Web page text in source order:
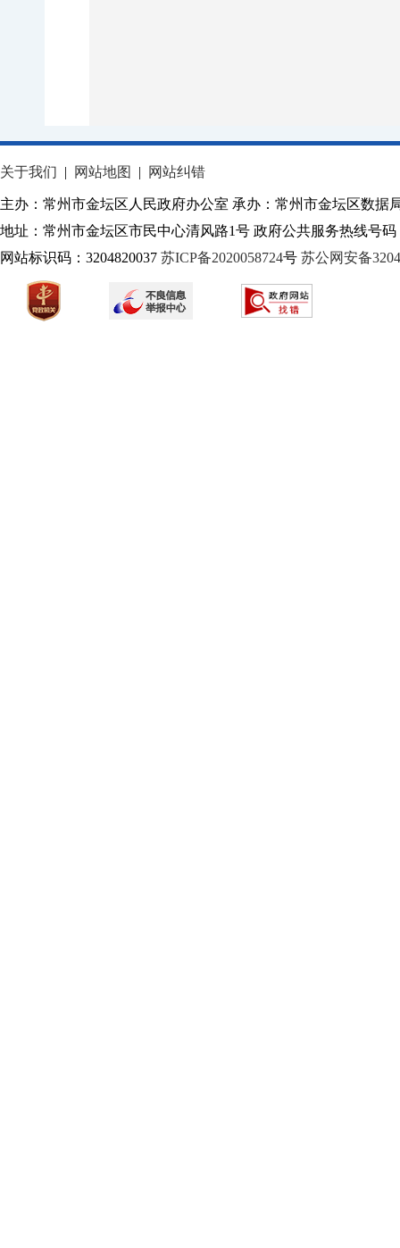
关于我们 | 网站地图 | 网站纠错
主办：常州市金坛区人民政府办公室 承办：常州市金坛区数据
地址：常州市金坛区市民中心清风路1号 政府公共服务热线号码
网站标识码：3204820037 苏ICP备2020058724号 苏公网安备